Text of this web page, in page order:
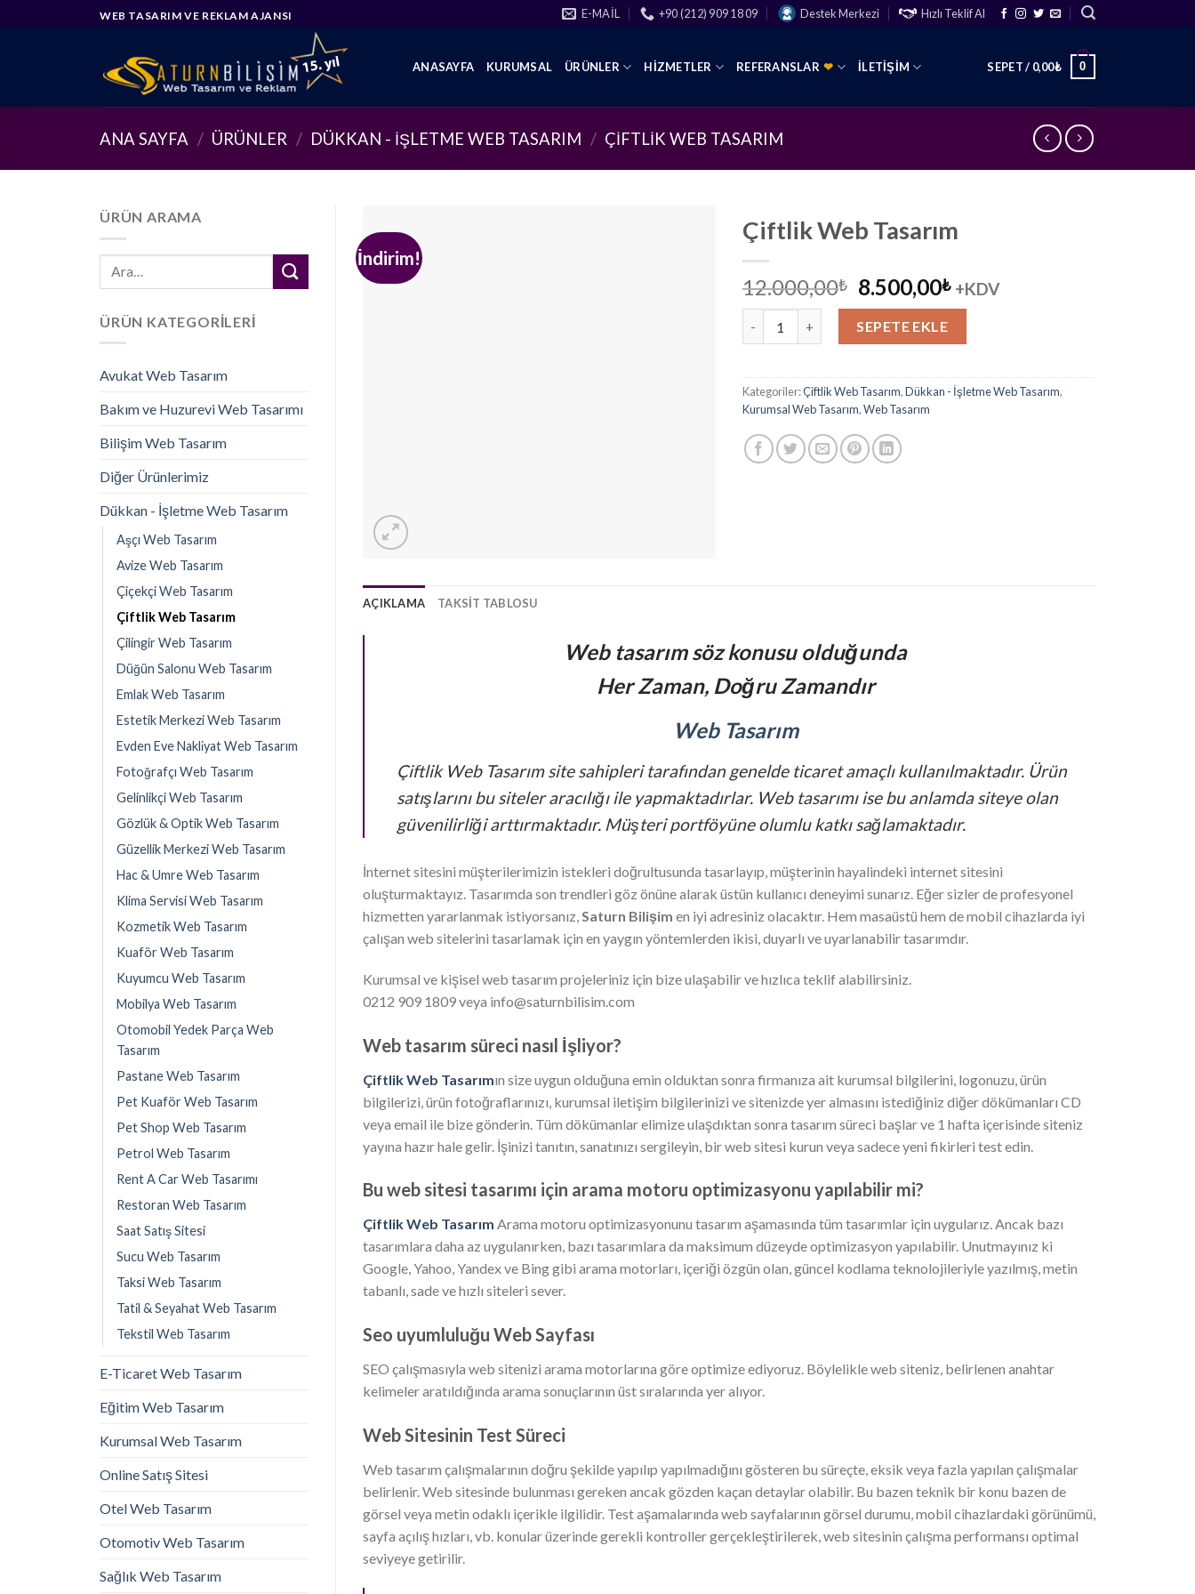
WEB TASARIM VE REKLAM AJANSI E-MAIL +90 (212) 909 18 09 Destek Merkezi Hızlı Teklif Al
ANASAYFA KURUMSAL ÜRÜNLER HIZMETLER REFERANSLAR❤ İLETIŞIM SEPET / 0,00₺ 0
ANA SAYFA / ÜRÜNLER / DÜKKAN - İŞLETME WEB TASARIM / ÇIFTLIK WEB TASARIM
ÜRÜN ARAMA
Ara:
ÜRÜN KATEGORILERI
Avukat Web Tasarım
Bakım ve Huzurevi Web Tasarımı
Bilişim Web Tasarım
Diğer Ürünlerimiz
Dükkan - İşletme Web Tasarım
Aşçı Web Tasarım
Avize Web Tasarım
Çiçekçi Web Tasarım
Çiftlik Web Tasarım
Çilingir Web Tasarım
Düğün Salonu Web Tasarım
Emlak Web Tasarım
Estetik Merkezi Web Tasarım
Evden Eve Nakli̇yat Web Tasarım
Fotoğrafçı Web Tasarım
Gelinlikçi Web Tasarım
Gözlük & Optik Web Tasarım
Güzellik Merkezi Web Tasarım
Hac & Umre Web Tasarım
Klima Servisi Web Tasarım
Kozmetik Web Tasarım
Kuaför Web Tasarım
Kuyumcu Web Tasarım
Mobilya Web Tasarım
Otomobil Yedek Parça Web
Tasarım
Pastane Web Tasarım
Pet Kuaför Web Tasarım
Pet Shop Web Tasarım
Petrol Web Tasarım
Rent A Car Web Tasarımı
Restoran Web Tasarım
Saat Satış Sitesi
Sucu Web Tasarım
Taksi Web Tasarım
Tati̇l & Seyahat Web Tasarım
Tekstil Web Tasarım
E-Ticaret Web Tasarım
Eğitim Web Tasarım
Kurumsal Web Tasarım
Online Satış Sitesi
Otel Web Tasarım
Otomotiv Web Tasarım
Sağlık Web Tasarım
İndirim!
Çiftlik Web Tasarım
12.000,00₺ Orijinal
fiyat:
12.000,00₺.
8.500,00₺Şu
andaki
8.500,00₺.
+KDV
SEPETE EKLE
Kategoriler:Çiftlik Web Tasarım,Dükkan - İşletme Web Tasarım,
Kurumsal Web Tasarım,Web Tasarım
AÇIKLAMA TAKSIT TABLOSU
Web tasarım söz konusu olduğunda
Her Zaman, Doğru Zamandır
Web Tasarım
Çiftlik Web Tasarım site sahipleri tarafından genelde ticaret amaçlı kullanılmaktadır. Ürün
satışlarını bu siteler aracılığı ile yapmaktadırlar. Web tasarımı ise bu anlamda siteye olan
güvenilirliği arttırmaktadır. Müşteri portföyüne olumlu katkı sağlamaktadır.
İnternet sitesini müşterilerimizin istekleri doğrultusunda tasarlayıp, müşterinin hayalindeki internet sitesini
oluşturmaktayız. Tasarımda son trendleri göz önüne alarak üstün kullanıcı deneyimi sunarız. Eğer sizler de profesyonel
hizmetten yararlanmak istiyorsanız,Saturn Bilişim en iyi adresiniz olacaktır. Hem masaüstü hem de mobil cihazlarda iyi
çalışan web sitelerini tasarlamak için en yaygın yöntemlerden ikisi, duyarlı ve uyarlanabilir tasarımdır.
Kurumsal ve kişisel web tasarım projeleriniz için bize ulaşabilir ve hızlıca teklif alabilirsiniz.
0212 909 1809 veya info@saturnbilisim.com
Web tasarım süreci nasıl İşliyor?
Çiftlik Web Tasarımın size uygun olduğuna emin olduktan sonra firmanıza ait kurumsal bilgilerini, logonuzu, ürün
bilgilerizi, ürün fotoğraflarınızı, kurumsal iletişim bilgilerinizi ve sitenizde yer almasını istediğiniz diğer dökümanları CD
veya email ile bize gönderin. Tüm dökümanlar elimize ulaşdıktan sonra tasarım süreci başlar ve 1 hafta içerisinde siteniz
yayına hazır hale gelir. İşinizi tanıtın, sanatınızı sergileyin, bir web sitesi kurun veya sadece yeni fikirleri test edin.
Bu web sitesi tasarımı için arama motoru optimizasyonu yapılabilir mi?
Çiftlik Web Tasarım Arama motoru optimizasyonunu tasarım aşamasında tüm tasarımlar için uygularız. Ancak bazı
tasarımlara daha az uygulanırken, bazı tasarımlara da maksimum düzeyde optimizasyon yapılabilir. Unutmayınız ki
Google, Yahoo, Yandex ve Bing gibi arama motorları, içeriği özgün olan, güncel kodlama teknolojileriyle yazılmış, metin
tabanlı, sade ve hızlı siteleri sever.
Seo uyumluluğu Web Sayfası
SEO çalışmasıyla web sitenizi arama motorlarına göre optimize ediyoruz. Böylelikle web siteniz, belirlenen anahtar
kelimeler aratıldığında arama sonuçlarının üst sıralarında yer alıyor.
Web Sitesinin Test Süreci
Web tasarım çalışmalarının doğru şekilde yapılıp yapılmadığını gösteren bu süreçte, eksik veya fazla yapılan çalışmalar
belirlenir. Web sitesinde bulunması gereken ancak gözden kaçan detaylar olabilir. Bu bazen teknik bir konu bazen de
görsel veya metin odaklı içerikle ilgilidir. Test aşamalarında web sayfalarının görsel durumu, mobil cihazlardaki görünümü,
sayfa açılış hızları, vb. konular üzerinde gerekli kontroller gerçekleştirilerek, web sitesinin çalışma performansı optimal
seviyeye getirilir.